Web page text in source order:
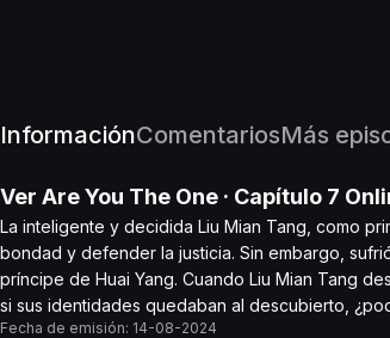
InformaciónComentariosMás
Ver Are You The One · Capítulo 7
La inteligente y decidida Liu Mian Tang, como
bondad y defender la justicia. Sin embargo,
príncipe de Huai Yang. Cuando Liu Mian Tang
si sus identidades quedaban al descubierto,
Fecha de emisión: 14-08-2024